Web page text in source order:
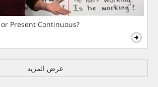
Present Continuous?
عرض المزيد